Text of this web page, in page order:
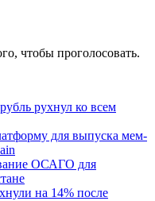
чтобы проголосовать.
рухнул ко всем
для выпуска мем-
ОСАГО для
на 14% после